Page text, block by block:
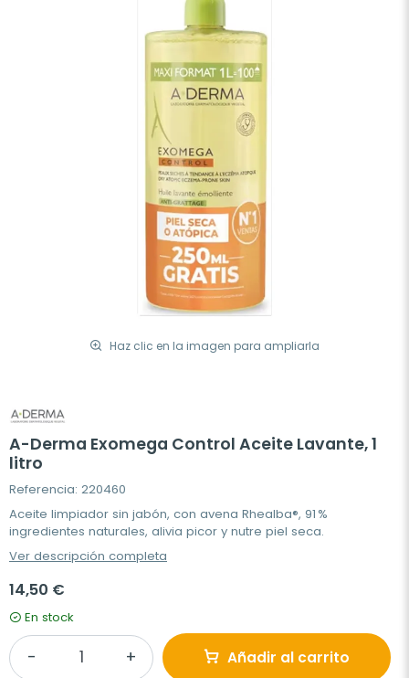
Haz clic en la imagen para ampliarla
A-Derma Exomega Control Aceite Lavante, 1
litro
Referencia: 220460
Aceite limpiador sin jabón, con avena Rhealba®, 91 %
ingredientes naturales, alivia picor y nutre piel seca.
Ver descripción completa
14,50 €
En stock
Añadir al carrito